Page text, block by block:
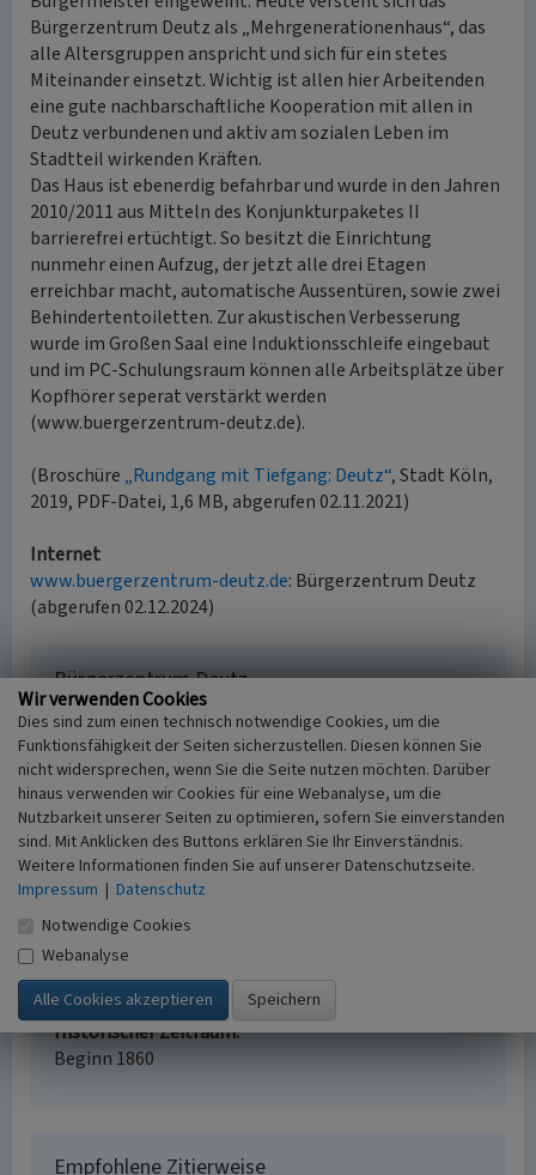
Bürgerzentrum Deutz als „Mehrgenerationenhaus“, das
alle Altersgruppen anspricht und sich für ein stetes
Miteinander einsetzt. Wichtig ist allen hier Arbeitenden
eine gute nachbarschaftliche Kooperation mit allen in
Deutz verbundenen und aktiv am sozialen Leben im
Stadtteil wirkenden Kräften.
Das Haus ist ebenerdig befahrbar und wurde in den Jahren
2010/2011 aus Mitteln des Konjunkturpaketes II
barrierefrei ertüchtigt. So besitzt die Einrichtung
nunmehr einen Aufzug, der jetzt alle drei Etagen
erreichbar macht, automatische Aussentüren, sowie zwei
Behindertentoiletten. Zur akustischen Verbesserung
wurde im Großen Saal eine Induktionsschleife eingebaut
und im PC-Schulungsraum können alle Arbeitsplätze über
Kopfhörer seperat verstärkt werden
(www.buergerzentrum-deutz.de).
(Broschüre „Rundgang mit Tiefgang: Deutz“, Stadt Köln,
2019, PDF-Datei, 1,6 MB, abgerufen 02.11.2021)
Internet
www.buergerzentrum-deutz.de: Bürgerzentrum Deutz
(abgerufen 02.12.2024)
Bürgerzentrum Deutz
Schlagwörter
Bürgerzentrum Jugendzentrum
Straße / Hausnummer
Tempelstraße 41-43
Ort
50679 Köln - Deutz
Fachsicht(en)
Landeskunde, Kulturlandschaftspflege
Erfassungsmaßstab
Keine Angabe
Erfassungsmethode
keine Angabe
Historischer Zeitraum
Beginn 1860
Empfohlene Zitierweise
Wir verwenden Cookies
Dies sind zum einen technisch notwendige Cookies, um die
Funktionsfähigkeit der Seiten sicherzustellen. Diesen können Sie
nicht widersprechen, wenn Sie die Seite nutzen möchten. Darüber
hinaus verwenden wir Cookies für eine Webanalyse, um die
Nutzbarkeit unserer Seiten zu optimieren, sofern Sie einverstanden
sind. Mit Anklicken des Buttons erklären Sie Ihr Einverständnis.
Weitere Informationen finden Sie auf unserer Datenschutzseite.
Impressum | Datenschutz
Notwendige Cookies
Webanalyse